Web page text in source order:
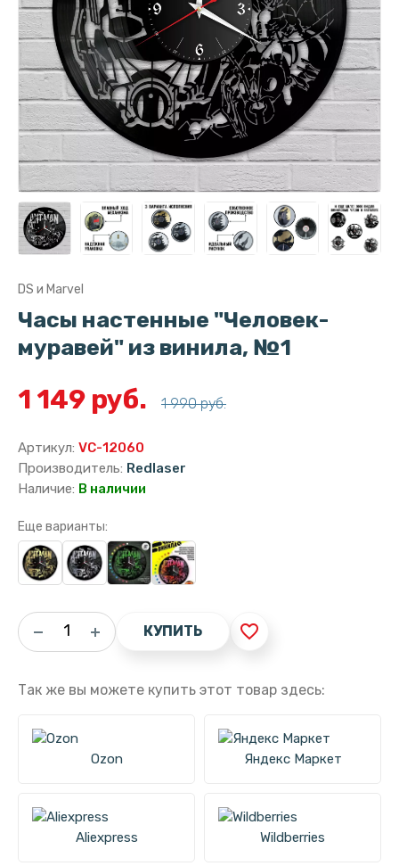
DS и Marvel
Часы настенные "Человек-
муравей" из винила, №1
1 149 руб. 1 990 руб.
Артикул: VC-12060
Производитель: Redlaser
Наличие: В наличии
Еще варианты:
КУПИТЬ favorite_border
Так же вы можете купить этот товар здесь:
Ozon Яндекс Маркет
Aliexpress Wildberries